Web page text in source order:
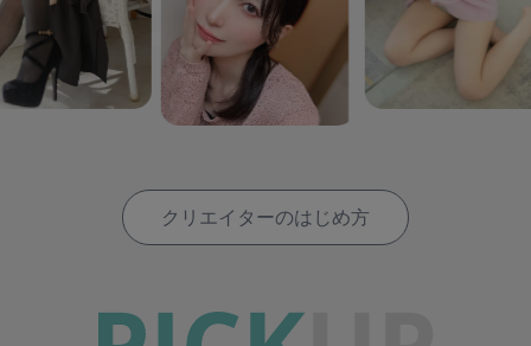
クリエイターのはじめ方